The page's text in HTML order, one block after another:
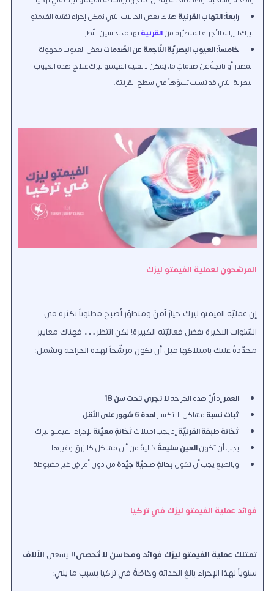
رابعاً: التهاب القرنيةهناك بعض الحالات التي يُمكن إجراء تقنية الفيمتو
ليزك لـ إزالة الأجزاء المتضرّرة منالقرنيةبهدف تحسين النّظر.
خامساً: العيوب البصريّة النّاجمة عن الصّدماتبعض العيوب مجهولة
المصدر أو ناتجةٌ عن صدماتٍ ما، يُمكن لـ تقنية الفيمتو ليزك علاج هذه العيوب
البصرية التي قد تسبب تشوّهاً في سطح القرنيّة.
المرشحون لعملية الفيمتو ليزك
إن عمليّة الفيمتو ليزك خيارٌ آمنٌ ومتطوّر أصبح مطلوباً بكثرة في
السّنوات الاخيرة بفضل فعاليّته الكبيرة! لكن انتظر… فهناك معايير
محدّدةٌ عليك بامتلاكها قبل أن تكون مرشّحاً لهذه الجراحة وتشمل:
العمرإذ أنّ هذه الجراحةلا تجرى تحت سن 18
ثبات نسبةمشاكل الانكسارلمدة 6 شهور على الأقل
ثخانة طبقة القرنيّةإذ يجب امتلاكثخانةٍ معيّنةلإجراء الفيمتو ليزك
يجب أن تكونالعين سليمةًخاليةً من أي مشاكل كالزرق وغيرها
وبالطبع يجب أن تكونبحالةٍ صحيّة جيّدةمن دون أمراضٍ غير مضبوطة
فوائد عملية الفيمتو ليزك في تركيا
تمتلك عملية الفيمتو ليزك فوائد ومحاسن لا تُحصى!! يسعى الآلاف
سنوياً لهذا الإجراء بالغ الحداثة وخاصّةً في تركيا بسبب ما يلي: